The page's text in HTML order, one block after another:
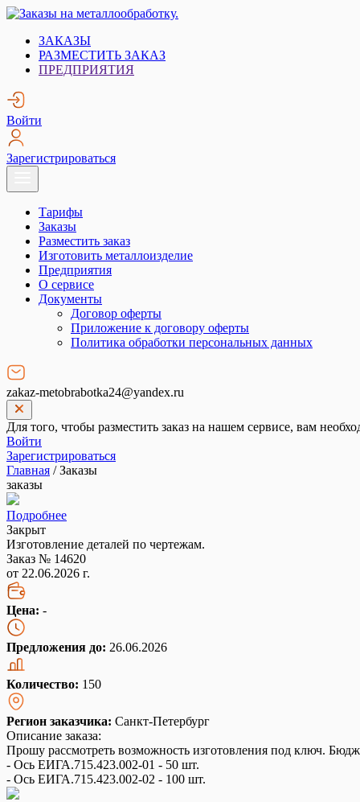
Skip
content
Заказы на металлообработку.
Металлообработка. Открытые заказы на металлообработку.
ЗАКАЗЫ
РАЗМЕСТИТЬ ЗАКАЗ
ПРЕДПРИЯТИЯ
Войти
Зарегистрироваться
Тарифы
Заказы
Разместить заказ
Изготовить металлоизделие
Предприятия
О сервисе
Документы
Договор оферты
Приложение к договору оферты
Политика обработки персональных данных
zakaz-metobrabotka24@yandex.ru
Для того, чтобы разместить заказ на нашем сервисе, вам
Войти
Зарегистрироваться
Главная /Заказы
заказы
Подробнее
Закрыт
Изготовление деталей по чертежам.
Заказ № 14620
от 22.06.2026 г.
Цена: -
Предложения до: 26.06.2026
Количество: 150
Регион заказчика: Санкт-Петербург
Описание заказа:
Прошу рассмотреть возможность изготовления под ключ.
- Ось ЕИГА.715.423.002-01 - 50 шт.
- Ось ЕИГА.715.423.002-02 - 100 шт.